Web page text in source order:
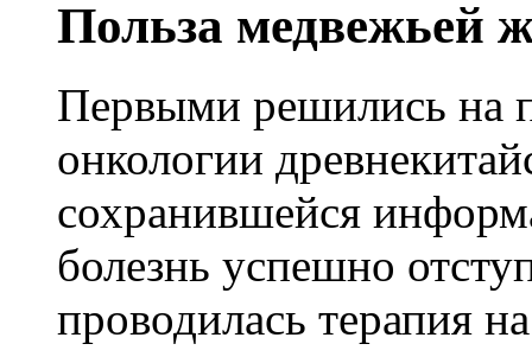
солевые отложения, болевые ощущения
и повышает гибкость суставов
тут(нажать)
применяется при диабете, болезнях
кишечника, гастрите, язвах, желчном
различных опухолях, болезни обмена
облысении, панкреатите, остеохондрозе,
радикулите, подагре, ревматизме,
простатите
Купить настойку медвежьей желчи
Польза медвежьей
Первыми решились на
онкологии
сохранившейся
болезнь успешно
проводилась терапия